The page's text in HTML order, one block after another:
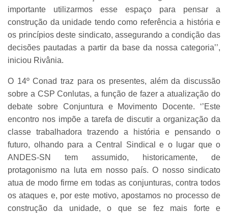
importante utilizarmos esse espaço para pensar a
construção da unidade tendo como referência a história e
os princípios deste sindicato, assegurando a condição das
decisões pautadas a partir da base da nossa categoria’’,
iniciou Rivânia.
O 14º Conad traz para os presentes, além da discussão
sobre a CSP Conlutas, a função de fazer a atualização do
debate sobre Conjuntura e Movimento Docente. ‘’Este
encontro nos impõe a tarefa de discutir a organização da
classe trabalhadora trazendo a história e pensando o
futuro, olhando para a Central Sindical e o lugar que o
ANDES-SN tem assumido, historicamente, de
protagonismo na luta em nosso país. O nosso sindicato
atua de modo firme em todas as conjunturas, contra todos
os ataques e, por este motivo, apostamos no processo de
construção da unidade, o que se fez mais forte e